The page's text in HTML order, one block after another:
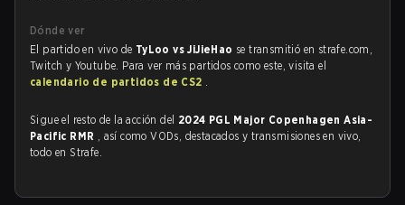
Dónde ver
El partido en vivo de TyLoo vs JiJieHao se transmitió en strafe.com,
Twitch y Youtube. Para ver más partidos como este, visita el
calendario de partidos de CS2 .
Sigue el resto de la acción del 2024 PGL Major Copenhagen Asia-
Pacific RMR , así como VODs, destacados y transmisiones en vivo,
todo en Strafe.